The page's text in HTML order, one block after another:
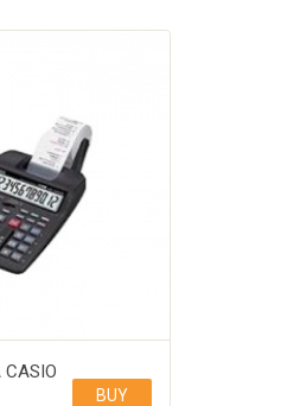
CASIO
BUY